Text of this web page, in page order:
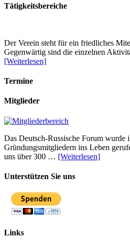
Tätigkeitsbereiche
Der Verein steht für ein friedliches
Gegenwärtig sind die einzelnen
[Weiterlesen]
Termine
Mitglieder
Das Deutsch-Russische Forum wurde
Gründungsmitgliedern ins Leben
uns über 300 … [Weiterlesen]
Unterstützen Sie uns
Links